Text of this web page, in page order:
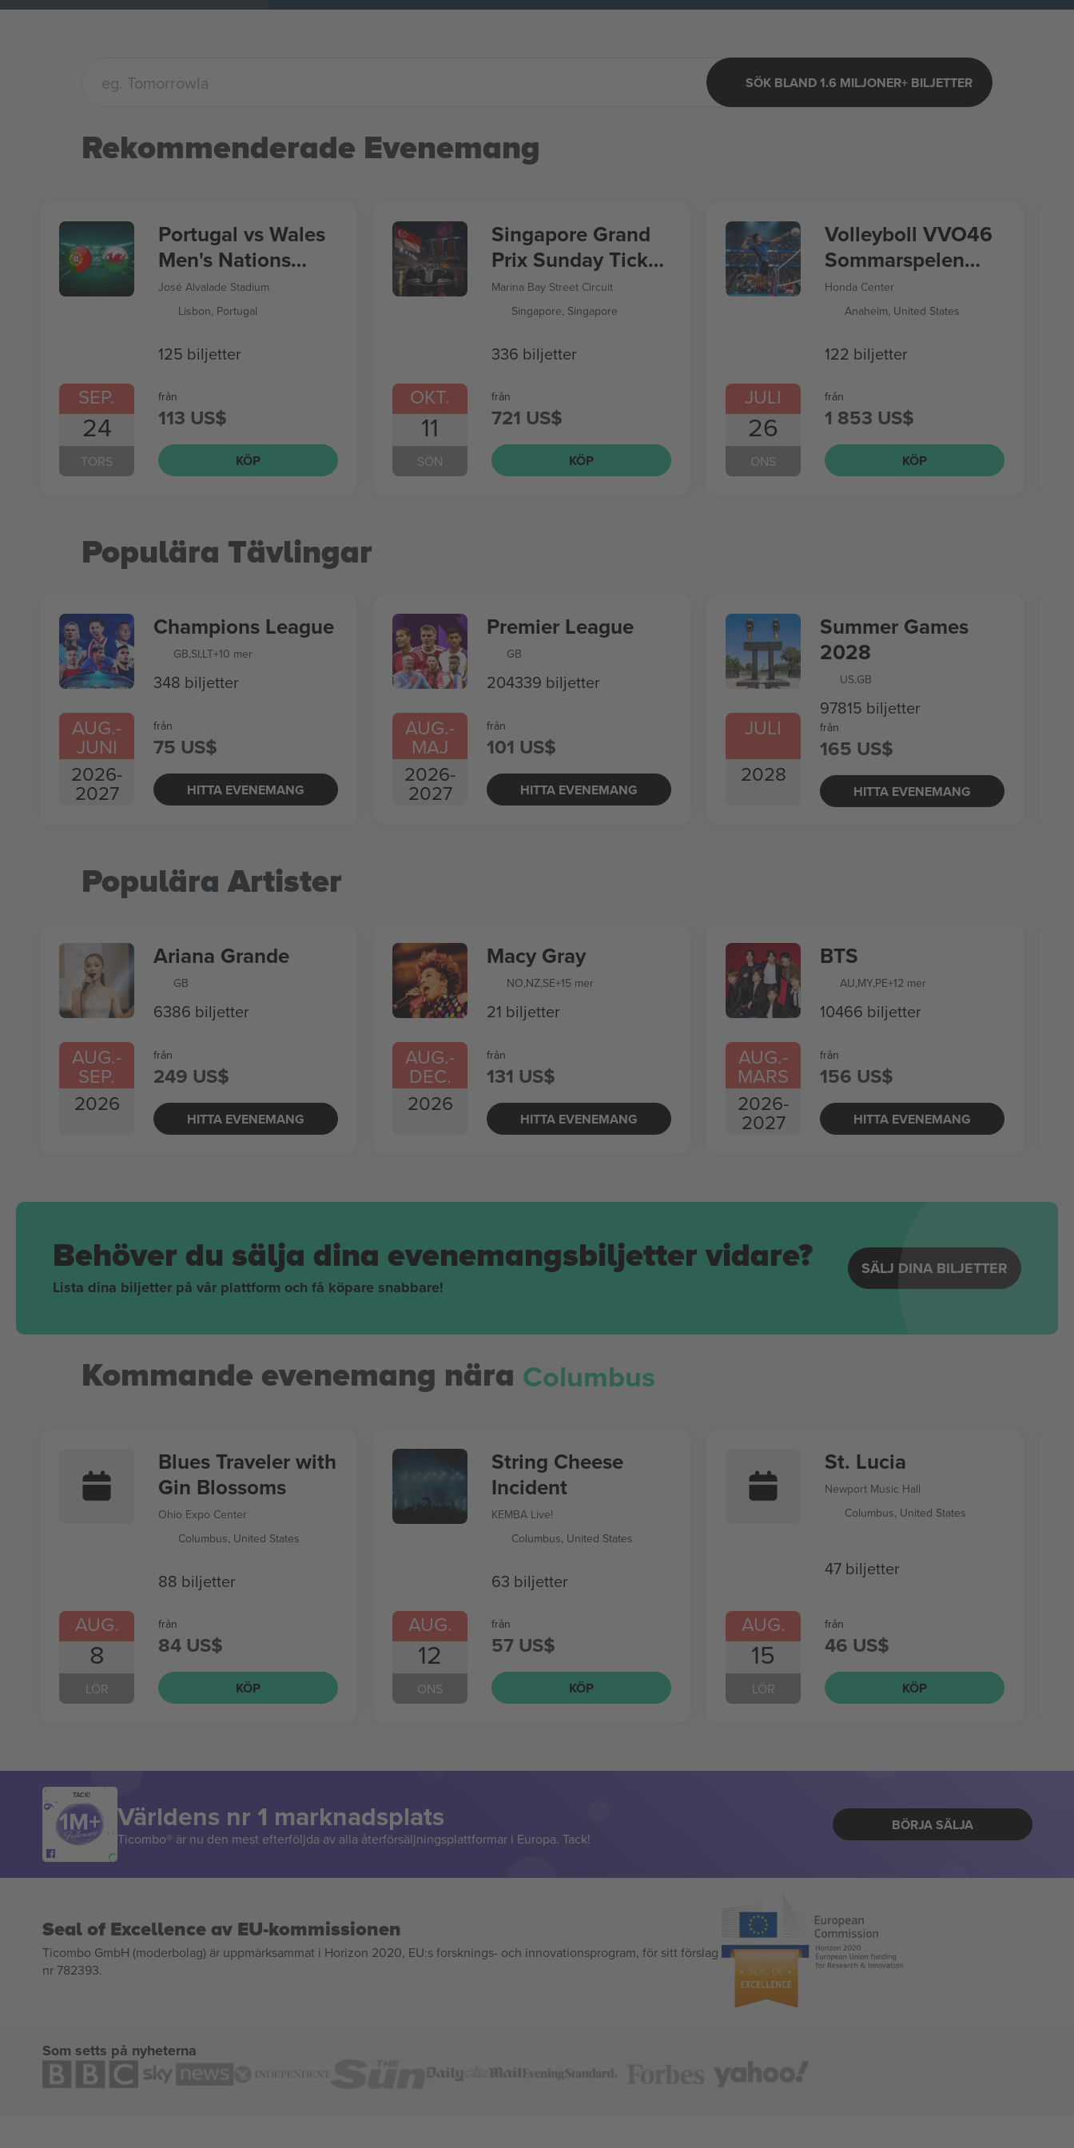
SÖK BLAND 1.6 MILJONER+ BILJETTER
Rekommenderade Evenemang
SEP.
24
TORS
Portugal vs Wales
Men's Nations
League
José Alvalade Stadium
Lisbon, Portugal
125 biljetter
från
113 US$
KÖP
OKT.
11
SÖN
Singapore Grand
Prix Sunday Ticket
Formula 1
Marina Bay Street Circuit
Singapore, Singapore
336 biljetter
från
721 US$
KÖP
JULI
26
ONS
Volleyboll VVO46
Sommarspelen
2028
Honda Center
Anaheim, United States
122 biljetter
från
1 853 US$
KÖP
Populära Tävlingar
AUG.-
JUNI
2026-
2027
Champions League
GB,SI,LT+10 mer
348 biljetter
från
75 US$
HITTA EVENEMANG
AUG.-
MAJ
2026-
2027
Premier League
GB
204339 biljetter
från
101 US$
HITTA EVENEMANG
JULI
2028
Summer Games
2028
US,GB
97815 biljetter
från
165 US$
HITTA EVENEMANG
Populära Artister
AUG.-
SEP.
2026
Ariana Grande
GB
6386 biljetter
från
249 US$
HITTA EVENEMANG
AUG.-
DEC.
2026
Macy Gray
NO,NZ,SE+15 mer
21 biljetter
från
131 US$
HITTA EVENEMANG
AUG.-
MARS
2026-
2027
BTS
AU,MY,PE+12 mer
10466 biljetter
från
156 US$
HITTA EVENEMANG
Behöver du sälja dina evenemangsbiljetter vidare?
Lista dina biljetter på vår plattform och få köpare snabbare!
SÄLJ DINA BILJETTER
Kommande evenemang nära Columbus
AUG.
8
LÖR
Blues Traveler with
Gin Blossoms
Ohio Expo Center
Columbus, United States
88 biljetter
från
84 US$
KÖP
AUG.
12
ONS
String Cheese
Incident
KEMBA Live!
Columbus, United States
63 biljetter
från
57 US$
KÖP
AUG.
15
LÖR
St. Lucia
Newport Music Hall
Columbus, United States
47 biljetter
från
46 US$
KÖP
TACK!
Världens nr 1 marknadsplats
Ticombo® är nu den mest efterföljda av alla återförsäljningsplattformar i Europa. Tack!
BÖRJA SÄLJA
Seal of Excellence av EU-kommissionen
Ticombo GmbH (moderbolag) är uppmärksammat i Horizon 2020, EU:s forsknings- och innovationsprogram, för sitt förslag
nr 782393.
Som setts på nyheterna